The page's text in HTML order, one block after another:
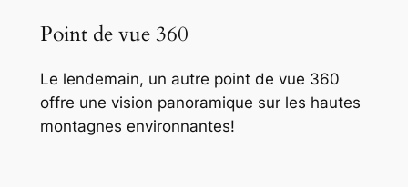
Point de vue 360
Le lendemain, un autre point de vue 360
offre une vision panoramique sur les hautes
montagnes environnantes!